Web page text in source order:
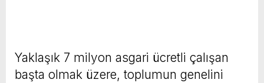
Yaklaşık 7 milyon asgari ücretli çalışan
başta olmak üzere, toplumun genelini